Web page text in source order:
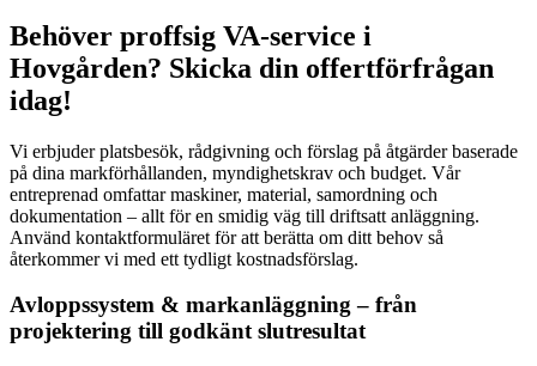
Behöver proffsig VA-service i
Hovgården? Skicka din offertförfrågan
idag!
Vi erbjuder platsbesök, rådgivning och förslag på åtgärder baserade
på dina markförhållanden, myndighetskrav och budget. Vår
entreprenad omfattar maskiner, material, samordning och
dokumentation – allt för en smidig väg till driftsatt anläggning.
Använd kontaktformuläret för att berätta om ditt behov så
återkommer vi med ett tydligt kostnadsförslag.
Avloppssystem & markanläggning – från
projektering till godkänt slutresultat